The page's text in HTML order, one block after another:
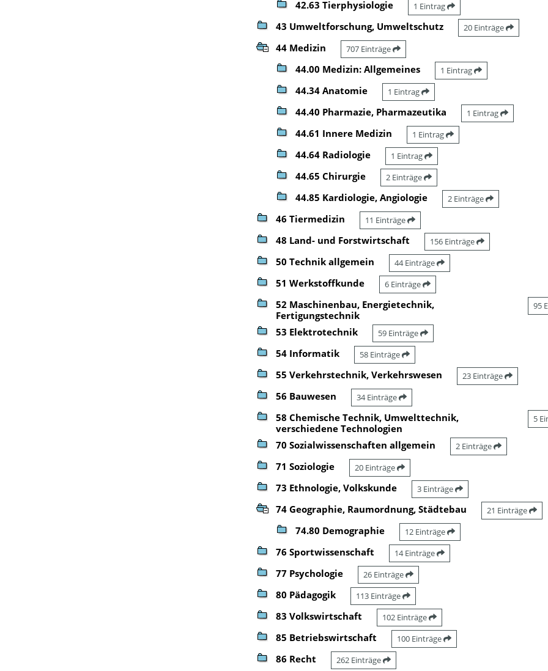
42.63 Tierphysiologie 1 Eintrag
43 Umweltforschung, Umweltschutz 20 Einträge
44 Medizin 707 Einträge
44.00 Medizin: Allgemeines 1 Eintrag
44.34 Anatomie 1 Eintrag
44.40 Pharmazie, Pharmazeutika 1 Eintrag
44.61 Innere Medizin 1 Eintrag
44.64 Radiologie 1 Eintrag
44.65 Chirurgie 2 Einträge
44.85 Kardiologie, Angiologie 2 Einträge
46 Tiermedizin 11 Einträge
48 Land- und Forstwirtschaft 156 Einträge
50 Technik allgemein 44 Einträge
51 Werkstoffkunde 6 Einträge
52 Maschinenbau, Energietechnik,
Fertigungstechnik
95
53 Elektrotechnik 59 Einträge
54 Informatik 58 Einträge
55 Verkehrstechnik, Verkehrswesen 23 Einträge
56 Bauwesen 34 Einträge
58 Chemische Technik, Umwelttechnik,
verschiedene Technologien
5
70 Sozialwissenschaften allgemein 2 Einträge
71 Soziologie 20 Einträge
73 Ethnologie, Volkskunde 3 Einträge
74 Geographie, Raumordnung, Städtebau 21 Einträge
74.80 Demographie 12 Einträge
76 Sportwissenschaft 14 Einträge
77 Psychologie 26 Einträge
80 Pädagogik 113 Einträge
83 Volkswirtschaft 102 Einträge
85 Betriebswirtschaft 100 Einträge
86 Recht 262 Einträge